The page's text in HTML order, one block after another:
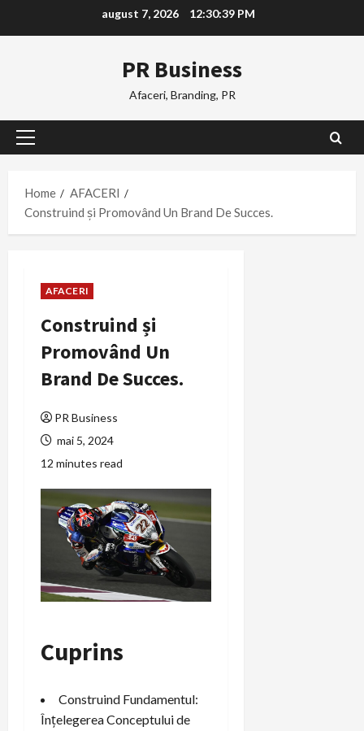
august 7, 2026 12:30:40 PM
PR Business
Afaceri, Branding, PR
Primary
Home
AFACERI
Construind și Promovând Un Brand De Succes.
AFACERI
Construind și
Promovând Un
Brand De Succes.
PR Business
mai 5, 2024
12 minutes read
Cuprins
Construind Fundamentul:
Înțelegerea Conceptului de